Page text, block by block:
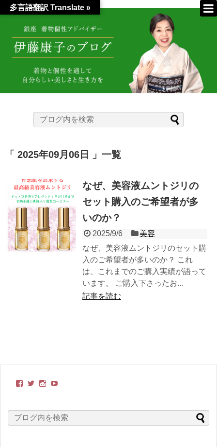
2025年09月06日 一覧
なぜ、美容液ムントジリの
セット購入のご希望者が多
いのか？
2025/9/6
美容
なぜ、美容液ムントジリのセット購
入のご希望者が多いのか？ これ
は、これまでのご購入実績が語って
います。 ご購入下さったお...
記事を読む
kimonobito
プ
ロ
itoyasuko
プ
ロ
kimonobito68
プ
ロ
の
プ
多言語翻訳 Translate »